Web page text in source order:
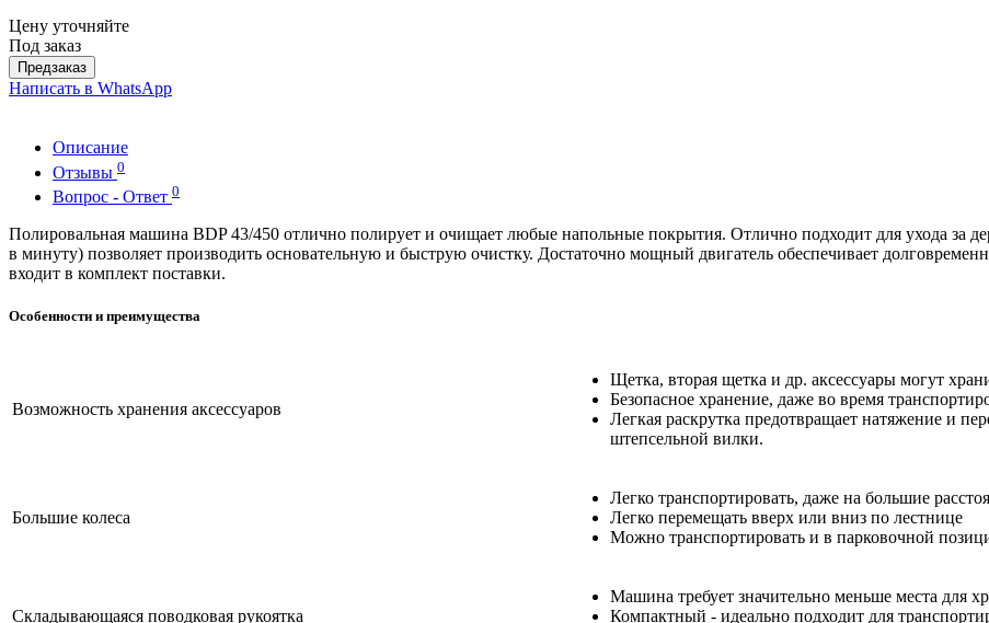
Цену уточняйте
Под заказ
Предзаказ
Написать в WhatsApp
Описание
Отзывы 0
Вопрос - Ответ 0
Полировальная машина BDP 43/450 отлично полирует и очищает любые напольные покрытия. Отлично подходит для ухода за
в минуту) позволяет производить основательную и быструю очистку. Достаточно мощный двигатель обеспечивает
входит в комплект поставки.
Особенности и преимущества
Возможность хранения аксессуаров
Щетка, вторая щетка и др. аксессуары могут
Безопасное хранение, даже во время
Легкая раскрутка предотвращает натяжение и
штепсельной вилки.
Большие колеса
Легко транспортировать, даже на большие
Легко перемещать вверх или вниз по лестнице
Можно транспортировать и в парковочной
Складывающаяся поводковая рукоятка
Машина требует значительно меньше места для
Компактный - идеально подходит для